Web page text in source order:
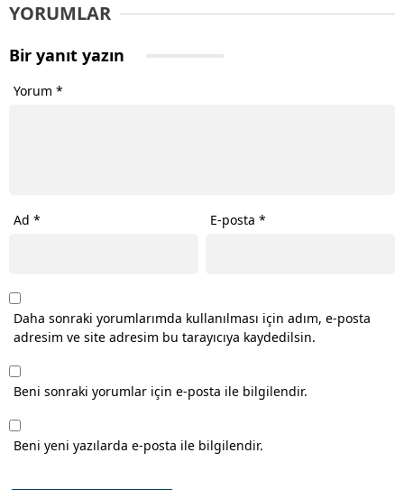
YORUMLAR
Bir yanıt yazın
Yorum *
Ad * E-posta*
Daha sonraki yorumlarımda kullanılması için adım, e-posta
adresim ve site adresim bu tarayıcıya kaydedilsin.
Beni sonraki yorumlar için e-posta ile bilgilendir.
Beni yeni yazılarda e-posta ile bilgilendir.